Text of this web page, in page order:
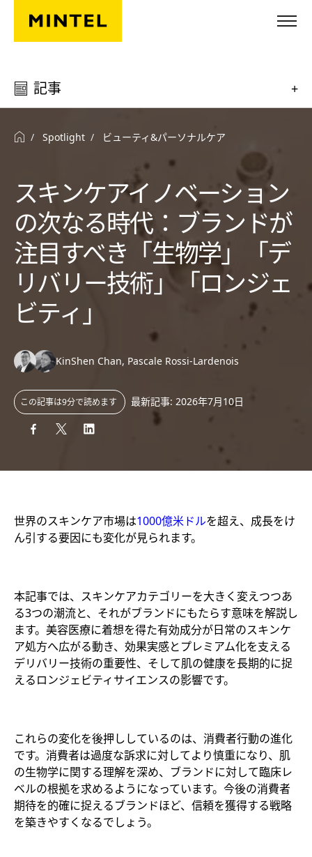
Skip to main content
記事 +
Spotlight ビューティ&パーソナルケア
スキンケアイノベーション
の次なる時代：ブランドが
注目すべき「生物学」「デ
リバリー技術」「ロンジェ
ビティ」
Authors:
KinShen Chan, Pascale Rossi-Lardenois
この記事は9分で読めます 最新記事: 2026年7月10日
世界のスキンケア市場は1000億米ドルを超え、成長をけ
ん引する要因にも変化が見られます。
本記事では、スキンケアカテゴリーを大きく変えつつあ
る3つの潮流と、それがブランドにもたらす意味を解説し
ます。美容医療に着想を得た有効成分が日常のスキンケ
ア処方へ広がる動き、効果実感とプレミアム化を支える
デリバリー技術の重要性、そして肌の健康を長期的に捉
えるロンジェビティサイエンスの影響です。
これらの変化を後押ししているのは、消費者行動の進化
です。消費者は過度な訴求に対してより慎重になり、肌
の生物学に関する理解を深め、ブランドに対して臨床レ
ベルの根拠を求めるようになっています。今後の消費者
期待を的確に捉えるブランドほど、信頼を獲得する戦略
を築きやすくなるでしょう。